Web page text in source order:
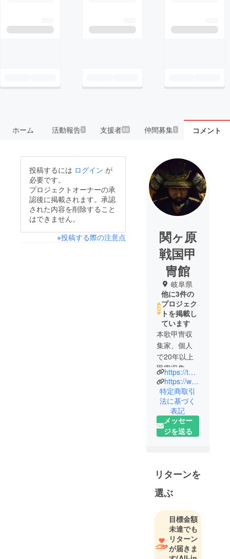
ホーム 活動報告1 支援者98 仲間募集 1 コメント
投稿するには ログイン が
必要です。
プロジェクトオーナーの承
認後に掲載されます。承認
された内容を削除すること
はできません。
※投稿する際の注意点
関ヶ原
戦国甲
冑館
岐阜県
他に3件の
プロジェク
トを掲載し
ています
本歌甲冑収
集家、個人
で20年以上
甲冑収集を
行い2022年
に関ケ原へ
移住。のち
に本物甲冑
の私設博物
館を古民家
甲冑館とし
て開館、翌
2023年に同
に”お食事処
兵糧”をオー
プン、今年5
月には戦国
https://twitter.com/@sekigahara_1600
https://www.instagram.com/samurai_armor_museum?igsh=ZGkxb3F6aXZpZmRv
特定商取引
法に基づく
表記
メッセー
ジを送る
リターンを
選ぶ
目標金額
未達でも
リターン
が届きま